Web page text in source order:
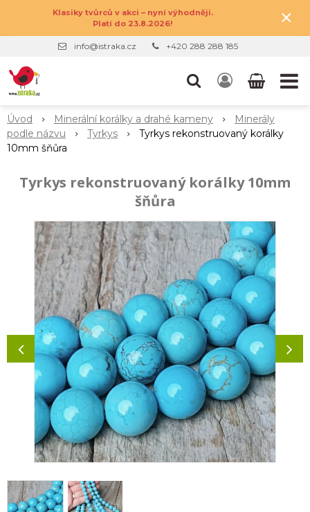
Klasiky tvůrců v akci – nyní výhodněji.
Platí do 23.8.2026!
×
info@istraka.cz +420 288 288 185
Úvod Minerální korálky a drahé kameny
Minerály
podle názvu
Tyrkys
Tyrkys rekonstruovaný korálky
10mm šňůra
Tyrkys rekonstruovaný korálky 10mm
šňůra